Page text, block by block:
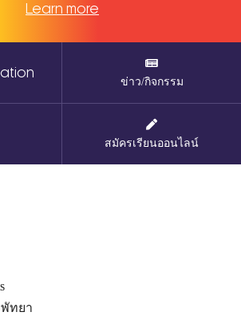
Learn more
ข่าว/กิจกรรม
สมัครเรียนออนไลน์
ทยา